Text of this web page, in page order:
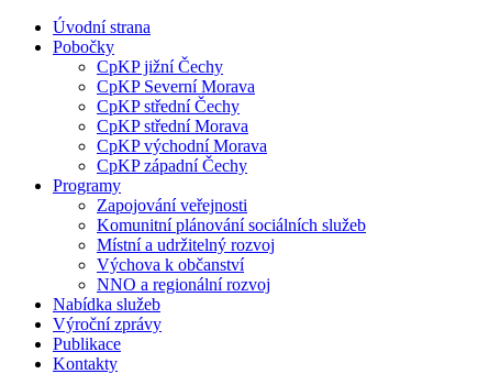
Úvodní strana
Pobočky
CpKP jižní Čechy
CpKP Severní Morava
CpKP střední Čechy
CpKP střední Morava
CpKP východní Morava
CpKP západní Čechy
Programy
Zapojování veřejnosti
Komunitní plánování sociálních služeb
Místní a udržitelný rozvoj
Výchova k občanství
NNO a regionální rozvoj
Nabídka služeb
Výroční zprávy
Publikace
Kontakty